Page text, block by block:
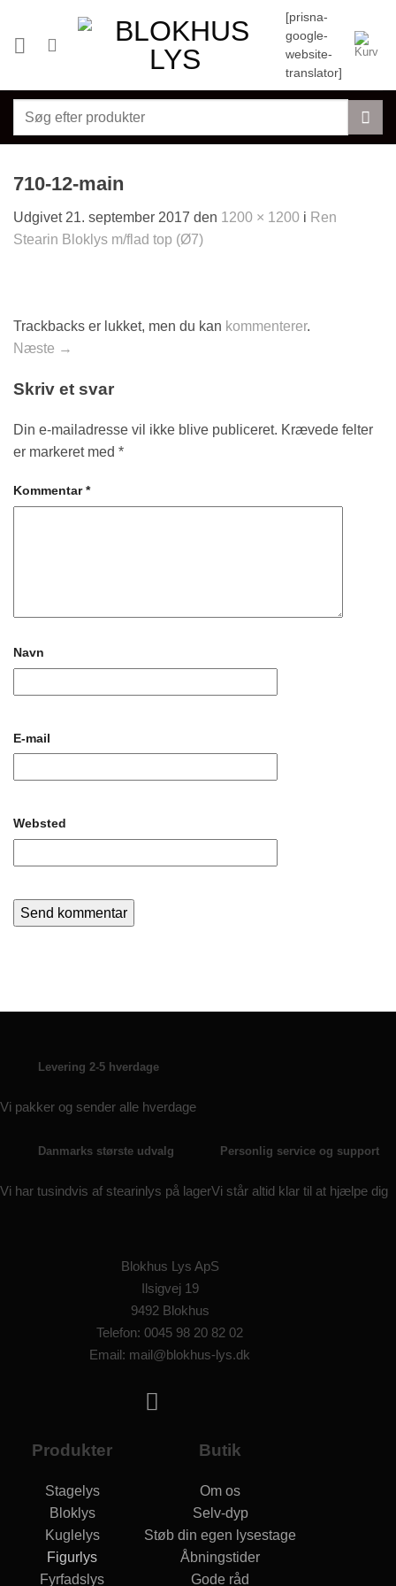
indhold
[prisna-
google-
website-
translator]
Søg
710-12-main
Udgivet 21. september 2017 den 1200 × 1200 i Ren
Stearin Bloklys m/flad top (Ø7)
Trackbacks er lukket, men du kan kommenterer.
Næste →
Skriv et svar
Din e-mailadresse vil ikke blive publiceret. Krævede felter
er markeret med *
Kommentar*
Navn
E-mail
Websted
Levering 2-5 hverdage
Vi pakker og sender alle hverdage
Danmarks største udvalg
Vi har tusindvis af stearinlys på lager
Personlig service og support
Vi står altid klar til at hjælpe dig
Blokhus Lys ApS
Ilsigvej 19
9492 Blokhus
Telefon: 0045 98 20 82 02
Email: mail@blokhus-lys.dk
Produkter
Stagelys
Bloklys
Kuglelys
Figurlys
Fyrfadslys
Butik
Om os
Selv-dyp
Støb din egen lysestage
Åbningstider
Gode råd